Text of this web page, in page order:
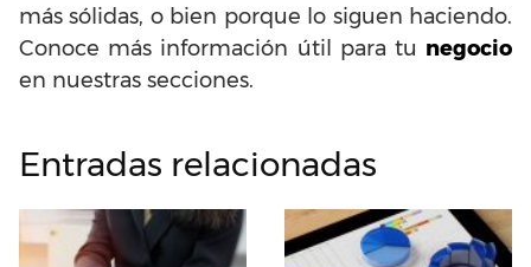
más sólidas, o bien porque lo siguen haciendo.
Conoce más información útil para tu negocio
en nuestras secciones.
Entradas relacionadas